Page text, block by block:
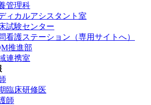
管理科
ィカルアシスタント室
試験センター
看護ステーション（専用サイトへ）
推進部
連携室
臨床研修医
師